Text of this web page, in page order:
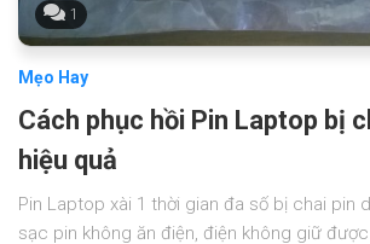
1
Mẹo Hay
Cách phục hồi Pin Laptop bị
hiệu quả
Pin Laptop xài 1 thời gian đa số bị chai pin
sạc pin không ăn điện, điện không giữ được